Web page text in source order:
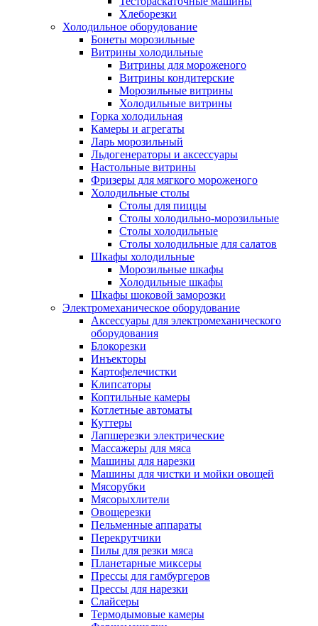
Хлеборезки
Холодильное оборудование
Бонеты морозильные
Витрины холодильные
Витрины для мороженого
Витрины кондитерские
Морозильные витрины
Холодильные витрины
Горка холодильная
Камеры и агрегаты
Ларь морозильный
Льдогенераторы и аксессуары
Настольные витрины
Фризеры для мягкого мороженого
Холодильные столы
Столы для пиццы
Столы холодильно-морозильные
Столы холодильные
Столы холодильные для салатов
Шкафы холодильные
Mорозильные шкафы
Холодильные шкафы
Шкафы шоковой заморозки
Электромеханическое оборудование
Аксессуары для электромеханического
оборудования
Блокорезки
Инъекторы
Картофелечистки
Клипсаторы
Коптильные камеры
Котлетные автоматы
Куттеры
Лапшерезки электрические
Массажеры для мяса
Машины для нарезки
Машины для чистки и мойки овощей
Мясорубки
Мясорыхлители
Овощерезки
Пельменные аппараты
Перекрутчики
Пилы для резки мяса
Планетарные миксеры
Прессы для гамбургеров
Прессы для нарезки
Слайсеры
Термодымовые камеры